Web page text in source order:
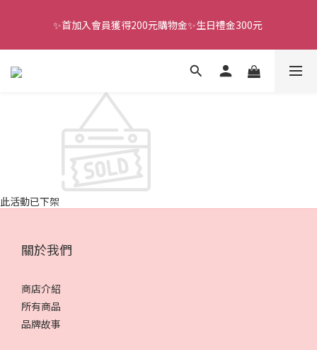
全館滿千免運
✨首加入會員獲得200元購物金✨生日禮金300元
此活動已下架
關於我們
商店介紹
所有商品
品牌故事